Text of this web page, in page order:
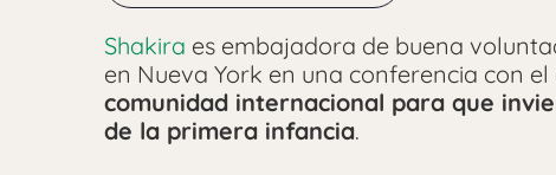
Shakira es embajadora de buena
en Nueva York en una conferencia con
comunidad internacional para que
de la primera infancia.